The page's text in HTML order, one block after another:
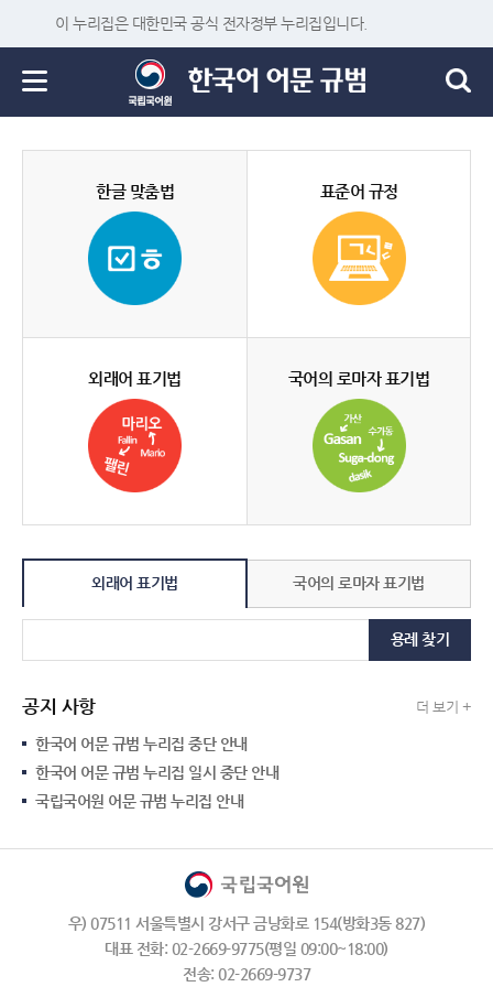
이 누리집은 대한민국 공식 전자정부 누리집입니다.
한글 맞춤법 표준어 규정
외래어 표기법 국어의 로마자 표기법
외래어 표기법 국어의 로마자 표기법
용례 찾기
공지 사항 더 보기 +
한국어 어문 규범 누리집 중단 안내
한국어 어문 규범 누리집 일시 중단 안내
국립국어원 어문 규범 누리집 안내
우) 07511 서울특별시 강서구 금낭화로 154(방화3동 827)
대표 전화: 02-2669-9775(평일 09:00~18:00)
전송: 02-2669-9737